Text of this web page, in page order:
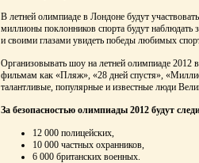
В летней олимпиаде в Лондоне будут
миллионы поклонников спорта будут наблюдать
и своими глазами увидеть победы любимых
Организовывать шоу на летней олимпиаде 2012
фильмам как «Пляж», «28 дней спустя»,
талантливые, популярные и известные люди
За безопасностью олимпиады 2012 будут
12 000 полицейских,
10 000 частных охранников,
6 000 британских военных.